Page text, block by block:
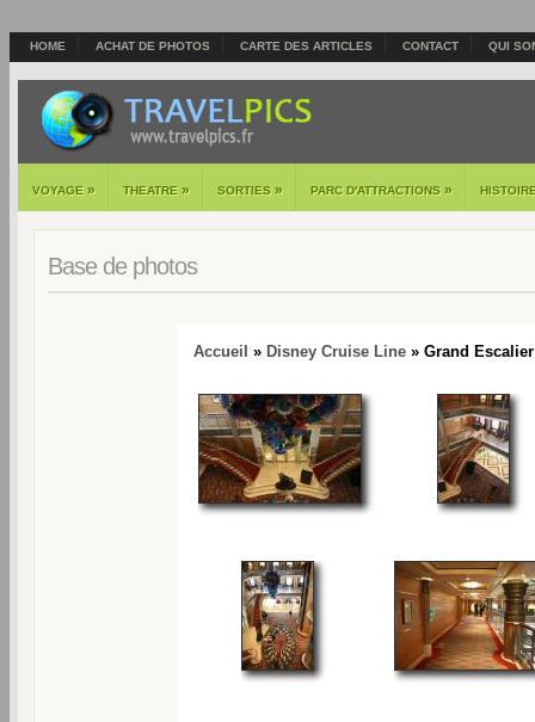
HOME ACHAT DE PHOTOS CARTE DES ARTICLES CONTACT QUI
VOYAGE » THEATRE » SORTIES » PARC D'ATTRACTIONS »
Base de photos
Accueil » Disney Cruise Line» Grand